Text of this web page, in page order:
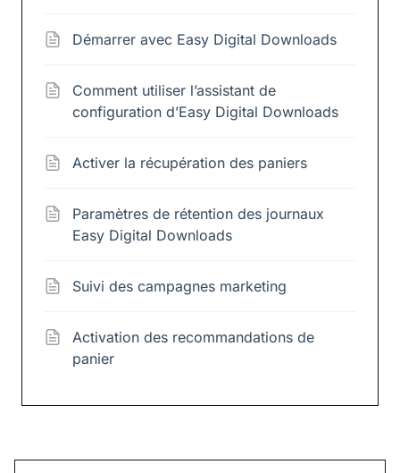
Démarrer avec Easy Digital Downloads
Comment utiliser l’assistant de
configuration d’Easy Digital Downloads
Activer la récupération des paniers
Paramètres de rétention des journaux
Easy Digital Downloads
Suivi des campagnes marketing
Activation des recommandations de
panier